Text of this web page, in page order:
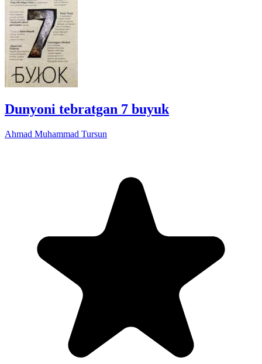
Dunyoni tebratgan 7 buyuk
Ahmad Muhammad Tursun